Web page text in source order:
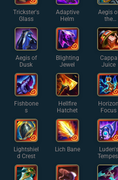
Trickster's
Glass
Adaptive
Helm
Aegis
the
Legion
Aegis of
Dusk
Blighting
Jewel
Cappa
Juice
Fishbone
s
Hellfire
Hatchet
Horizon
Focus
Lightshiel
d Crest
Lich Bane
Luden's